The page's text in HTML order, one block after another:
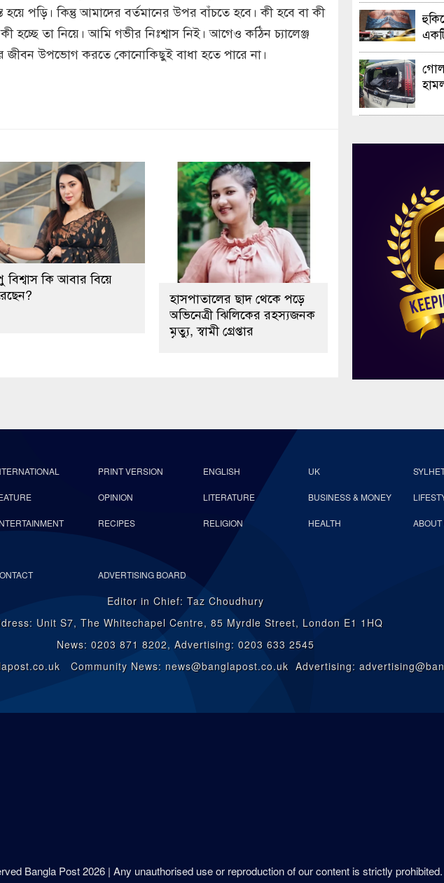
পড়ি। কিন্তু আমাদের বর্তমানের উপর বাঁচতে হবে। কী হবে বা কী
হচ্ছে তা নিয়ে। আমি গভীর নিঃশ্বাস নিই। আগেও কঠিন চ্যালেঞ্জ
জীবন উপভোগ করতে কোনোকিছুই বাধা হতে পারে না।
কি আবার বিয়ে
হাসপাতালের ছাদ থেকে পড়ে
অভিনেত্রী ঝিলিকের রহস্যজনক
মৃত্যু, স্বামী গ্রেপ্তার
PRINT VERSION ENGLISH UK
OPINION LITERATURE BUSINESS & MONEY
RECIPES RELIGION HEALTH
ADVERTISING BOARD
Editor in Chief: Taz Choudhury
Unit S7, The Whitechapel Centre, 85 Myrdle Street, London E1 1HQ
News: 0203 871 8202, Advertising: 0203 633 2545
Community News: news@banglapost.co.uk Advertising:
Bangla Post2026 | Any unauthorised use or reproduction of our content is strictly prohibited.